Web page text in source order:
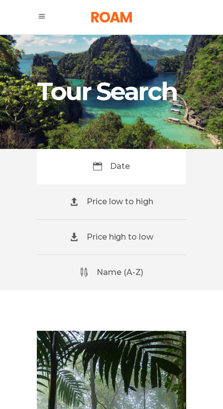
Tour Search
Date
Price low to high
Price high to low
Name (A-Z)